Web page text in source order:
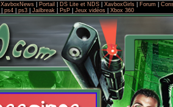
XavboxNews| Portail DS Lite et NDS| XavboxGirls| Forum
ps4 ps3 Jailbreak PsP Jeux vidéos Xbox 360